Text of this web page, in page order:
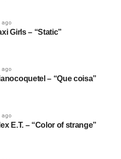
ago
Girls – “Static”
ago
– “Que coisa”
ago
E.T. – “Color of strange”